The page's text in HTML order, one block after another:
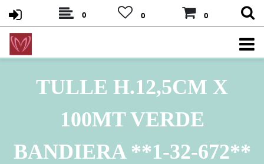
0 0 0
TULLE H.12,5CM X
100MT VERDE
BANDIERA **1-32-672**